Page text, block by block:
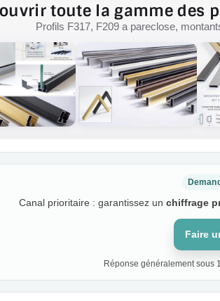
toute la gamme des
Profils F317, F209 a pareclose,
Canal prioritaire : garantissez un chiffrage
Faire
Réponse généralement sous